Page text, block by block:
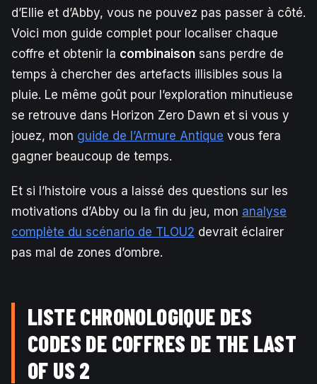
d’Ellie et d’Abby, vous ne pouvez pas passer à côté.
Voici mon guide complet pour localiser chaque
coffre et obtenir la combinaison sans perdre de
temps à chercher des artefacts illisibles sous la
pluie. Le même goût pour l’exploration minutieuse
se retrouve dans Horizon Zero Dawn et si vous y
jouez, mon guide de l’Armure Antique vous fera
gagner beaucoup de temps.
Et si l’histoire vous a laissé des questions sur les
motivations d’Abby ou la fin du jeu, mon analyse
complète du scénario de TLOU2 devrait éclairer
pas mal de zones d’ombre.
LISTE CHRONOLOGIQUE DES
CODES DE COFFRES DE THE LAST
OF US 2